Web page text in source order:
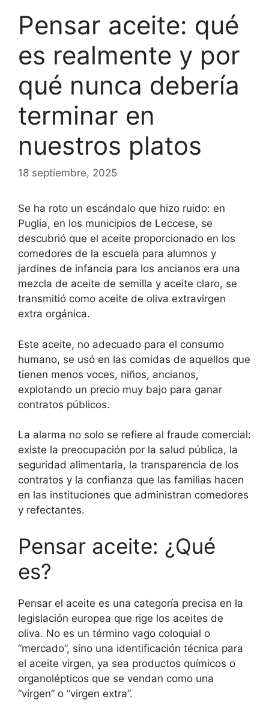
Pensar aceite: qué
es realmente y por
qué nunca debería
terminar en
nuestros platos
18 septiembre, 2025
Se ha roto un escándalo que hizo ruido: en
Puglia, en los municipios de Leccese, se
descubrió que el aceite proporcionado en los
comedores de la escuela para alumnos y
jardines de infancia para los ancianos era una
mezcla de aceite de semilla y aceite claro, se
transmitió como aceite de oliva extravirgen
extra orgánica.
Este aceite, no adecuado para el consumo
humano, se usó en las comidas de aquellos que
tienen menos voces, niños, ancianos,
explotando un precio muy bajo para ganar
contratos públicos.
La alarma no solo se refiere al fraude comercial:
existe la preocupación por la salud pública, la
seguridad alimentaria, la transparencia de los
contratos y la confianza que las familias hacen
en las instituciones que administran comedores
y refectantes.
Pensar aceite: ¿Qué
es?
Pensar el aceite es una categoría precisa en la
legislación europea que rige los aceites de
oliva. No es un término vago coloquial o
“mercado”, sino una identificación técnica para
el aceite virgen, ya sea productos químicos o
organolépticos que se vendan como una
“virgen” o “virgen extra”.